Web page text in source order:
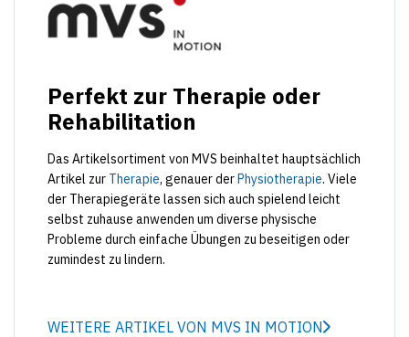
Perfekt zur Therapie oder
Rehabilitation
Das Artikelsortiment von MVS beinhaltet hauptsächlich
Artikel zur Therapie, genauer derPhysiotherapie. Viele
der Therapiegeräte lassen sich auch spielend leicht
selbst zuhause anwenden um diverse physische
Probleme durch einfache Übungen zu beseitigen oder
zumindest zu lindern.
WEITERE ARTIKEL VON MVS IN MOTION